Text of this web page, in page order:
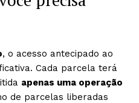
, o acesso antecipado ao
Cada parcela terá
apenas uma operação
de parcelas liberadas